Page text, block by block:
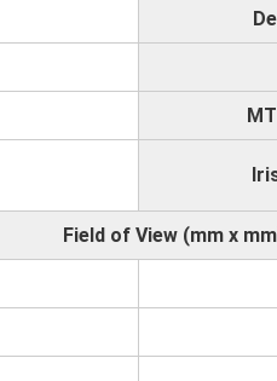
Field of View (mm x